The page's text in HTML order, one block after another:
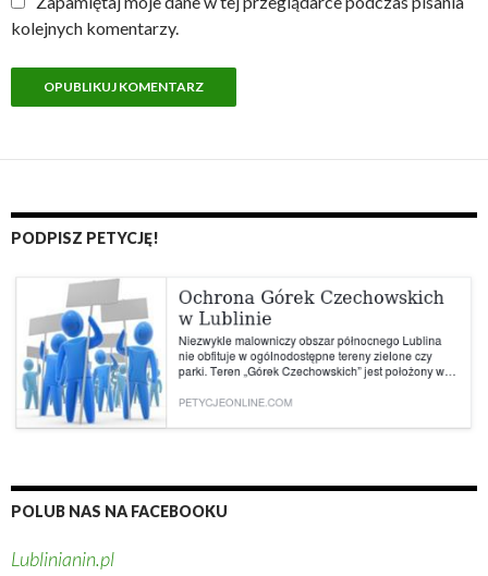
kolejnych komentarzy.
PODPISZ PETYCJĘ!
POLUB NAS NA FACEBOOKU
Lublinianin.pl